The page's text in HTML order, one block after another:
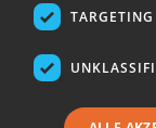
TARGETING